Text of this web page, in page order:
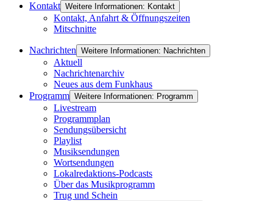
Kontakt Weitere Informationen: Kontakt
Kontakt, Anfahrt & Öffnungszeiten
Mitschnitte
Nachrichten Weitere Informationen: Nachrichten
Aktuell
Nachrichtenarchiv
Neues aus dem Funkhaus
Programm Weitere Informationen: Programm
Livestream
Programmplan
Sendungsübersicht
Playlist
Musiksendungen
Wortsendungen
Lokalredaktions-Podcasts
Über das Musikprogramm
Trug und Schein